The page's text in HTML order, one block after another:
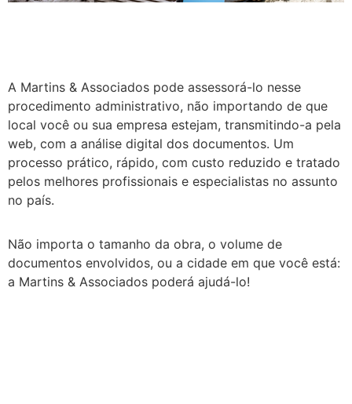
A Martins & Associados pode assessorá-lo nesse
procedimento administrativo, não importando de que
local você ou sua empresa estejam, transmitindo-a pela
web, com a análise digital dos documentos. Um
processo prático, rápido, com custo reduzido e tratado
pelos melhores profissionais e especialistas no assunto
no país.
Não importa o tamanho da obra, o volume de
documentos envolvidos, ou a cidade em que você está:
a Martins & Associados poderá ajudá-lo!